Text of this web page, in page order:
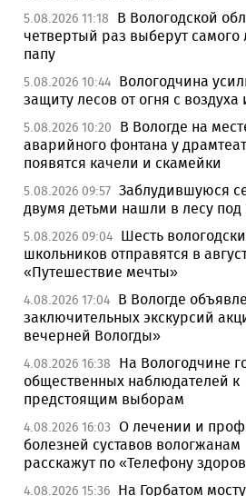
5.08.2026 11:18
В Вологодской
четвертый раз выберут самого
папу
5.08.2026 10:44 Вологодчина
защиту лесов от огня с воздуха
5.08.2026 10:20
В Вологде на
аварийного фонтана у
появятся качели и скамейки
5.08.2026 09:57 Заблудившуюся
двумя детьми нашли в лесу под
5.08.2026 09:04 Шесть
школьников отправятся в
«Путешествие мечты»
4.08.2026 17:04 В Вологде
заключительных экскурсий
вечерней Вологды»
4.08.2026 16:38
На Вологодчине
общественных наблюдателей к
предстоящим выборам
4.08.2026 16:03 О лечении и
болезней суставов вологжанам
расскажут по «Телефону
4.08.2026 15:36 На Горбатом